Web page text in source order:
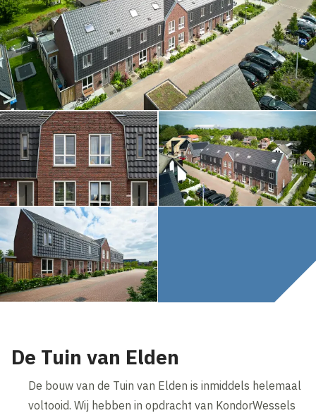
De Tuin van Elden
De bouw van de Tuin van Elden is inmiddels helemaal
voltooid. Wij hebben in opdracht van KondorWessels